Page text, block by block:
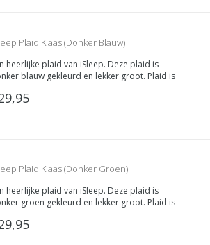
Plaid Klaas (Donker Blauw)
heerlijke plaid van iSleep. Deze plaid is
blauw gekleurd en lekker groot. Plaid is
2 meter lang waardoor je jezelf van top tot
kunt bedekken met deze heerlijk zachte
De binnenkant is van super zachte Teddy
Plaid Klaas (Donker Groen)
heerlijke plaid van iSleep. Deze plaid is
groen gekleurd en lekker groot. Plaid is
2 meter lang waardoor je jezelf van top tot
kunt bedekken met deze heerlijk zachte
De binnenkant is van super zachte Teddy